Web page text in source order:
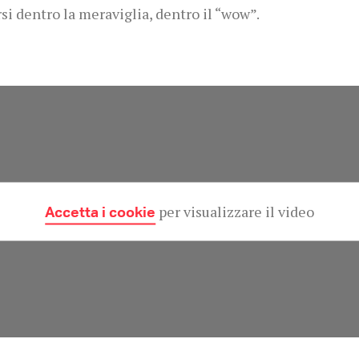
dentro la meraviglia, dentro il “wow”.
Accetta i cookie per visualizzare il video